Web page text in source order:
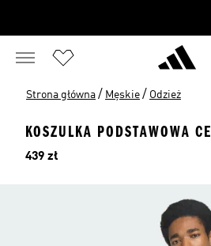
Strona główna / Męskie / Odzież
KOSZULKA PODSTAWOWA
Cena
439 zł